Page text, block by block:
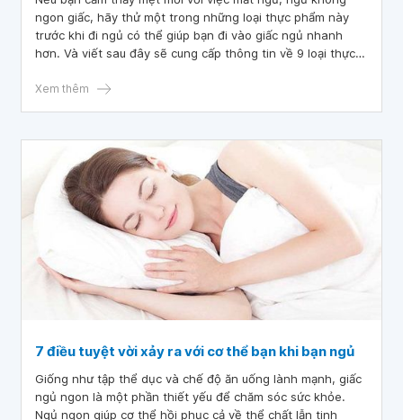
ngon giấc, hãy thử một trong những loại thực phẩm này
trước khi đi ngủ có thể giúp bạn đi vào giấc ngủ nhanh
hơn. Và viết sau đây sẽ cung cấp thông tin về 9 loại thực
Xem thêm
7 điều tuyệt vời xảy ra với cơ thể bạn khi bạn ngủ
Giống như tập thể dục và chế độ ăn uống lành mạnh, giấc
ngủ ngon là một phần thiết yếu để chăm sóc sức khỏe.
Ngủ ngon giúp cơ thể hồi phục cả về thể chất lẫn tinh